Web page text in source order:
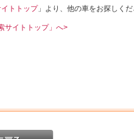
トトップ」より、他の車をお探しくだ
サイトトップ」へ>